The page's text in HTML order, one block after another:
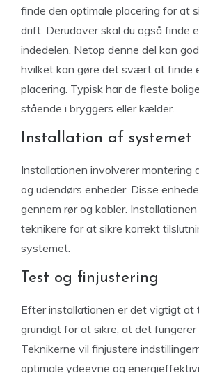
finde den optimale placering for at
drift. Derudover skal du også finde
indedelen. Netop denne del kan
hvilket kan gøre det svært at finde
placering. Typisk har de fleste
stående i bryggers eller kælder.
Installation af systemet
Installationen involverer montering
og udendørs enheder. Disse
gennem rør og kabler.
teknikere for at sikre korrekt
systemet.
Test og finjustering
Efter installationen er det vigtigt
grundigt for at sikre, at det fungerer
Teknikerne vil finjustere
optimale ydeevne og